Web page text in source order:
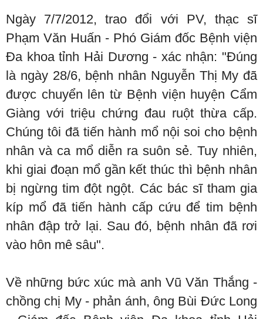
Ngày 7/7/2012, trao đổi với PV, thạc sĩ
Phạm Văn Huấn - Phó Giám đốc Bệnh viện
Đa khoa tỉnh Hải Dương - xác nhận: "Đúng
là ngày 28/6, bệnh nhân Nguyễn Thị My đã
được chuyển lên từ Bệnh viện huyện Cẩm
Giàng với triệu chứng đau ruột thừa cấp.
Chúng tôi đã tiến hành mổ nội soi cho bệnh
nhân và ca mổ diễn ra suôn sẻ. Tuy nhiên,
khi giai đoạn mổ gần kết thúc thì bệnh nhân
bị ngừng tim đột ngột. Các bác sĩ tham gia
kíp mổ đã tiến hành cấp cứu để tim bệnh
nhân đập trở lại. Sau đó, bệnh nhân đã rơi
vào hôn mê sâu".
Về những bức xúc mà anh Vũ Văn Thắng -
chồng chị My - phản ánh, ông Bùi Đức Long